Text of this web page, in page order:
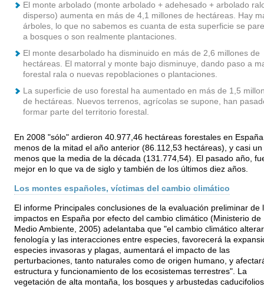
El monte arbolado (monte arbolado + adehesado + arbolado
disperso) aumenta en más de 4,1 millones de hectáreas. Hay
árboles, lo que no sabemos es cuanta de esta superficie se
a bosques o son realmente plantaciones.
El monte desarbolado ha disminuido en más de 2,6 millones de
hectáreas. El matorral y monte bajo disminuye, dando paso a
forestal rala o nuevas repoblaciones o plantaciones.
La superficie de uso forestal ha aumentado en más de 1,5
de hectáreas. Nuevos terrenos, agrícolas se supone, han
formar parte del territorio forestal.
En 2008 "sólo" ardieron 40.977,46 hectáreas forestales en
menos de la mitad el año anterior (86.112,53 hectáreas), y casi un
menos que la media de la década (131.774,54). El pasado año,
mejor en lo que va de siglo y también de los últimos diez años.
Los montes españoles, víctimas del cambio climático
El informe Principales conclusiones de la evaluación preliminar de
impactos en España por efecto del cambio climático (Ministerio de
Medio Ambiente, 2005) adelantaba que "el cambio climático
fenología y las interacciones entre especies, favorecerá la
especies invasoras y plagas, aumentará el impacto de las
perturbaciones, tanto naturales como de origen humano, y
estructura y funcionamiento de los ecosistemas terrestres". La
vegetación de alta montaña, los bosques y arbustedas caducifolios